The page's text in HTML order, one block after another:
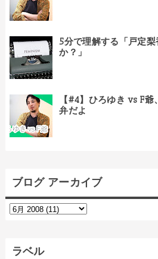
5分で理解する「戸定
か？」
【#4】ひろゆき vs F
弁だよ
ブログ アーカイブ
ラベル